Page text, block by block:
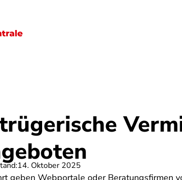
Finanzen
14. Oktober 2025
geben Webportale oder Beratungsfirmen